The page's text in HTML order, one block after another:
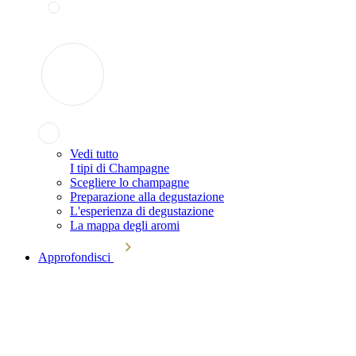
Vedi tutto
I tipi di Champagne
Scegliere lo champagne
Preparazione alla degustazione
L'esperienza di degustazione
La mappa degli aromi
Approfondisci